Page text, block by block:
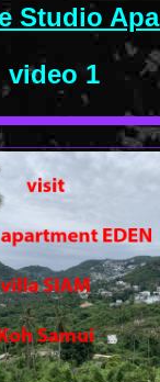
Studio
video 1